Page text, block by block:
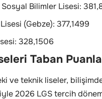
Bilimler Lisesi:
(Gebze): 377,1499
328,1506
Taban
ve teknik liseler,
2026 LGS tercih